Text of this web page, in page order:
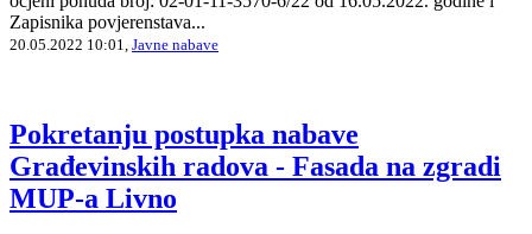
Zapisnika povjerenstava...
20.05.2022 10:01, Javne nabave
Pokretanju postupka nabave
Građevinskih radova - Fasada na zgradi
MUP-a Livno